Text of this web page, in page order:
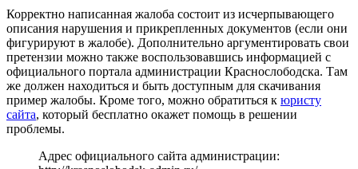
Корректно написанная жалоба состоит из исчерпывающего
описания нарушения и прикрепленных документов (если они
фигурируют в жалобе). Дополнительно аргументировать свои
претензии можно также воспользовавшись информацией с
официального портала администрации Краснослободска. Там
же должен находиться и быть доступным для скачивания
пример жалобы. Кроме того, можно обратиться к юристу
сайта, который бесплатно окажет помощь в решении
проблемы.
Адрес официального сайта администрации: